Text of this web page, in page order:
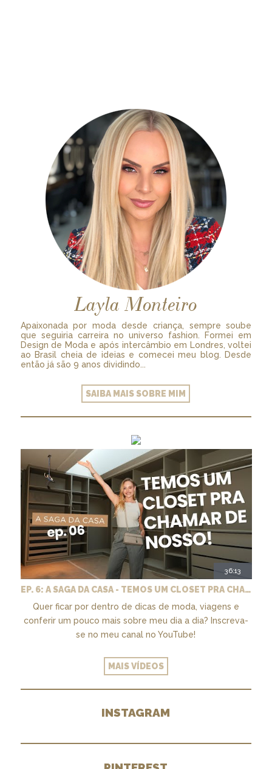
Layla Monteiro
Apaixonada por moda desde criança, sempre soube
que seguiria carreira no universo fashion. Formei em
Design de Moda e após intercâmbio em Londres, voltei
ao Brasil cheia de ideias e comecei meu blog. Desde
então já são 9 anos dividindo...
SAIBA MAIS SOBRE MIM
36:13
EP. 6: A SAGA DA CASA - TEMOS UM CLOSET PRA CHAMAR DE NOSSO + MARCENARIA E PAISAGISMO
Quer ficar por dentro de dicas de moda, viagens e
conferir um pouco mais sobre meu dia a dia? Inscreva-
se no meu canal no YouTube!
MAIS VÍDEOS
INSTAGRAM